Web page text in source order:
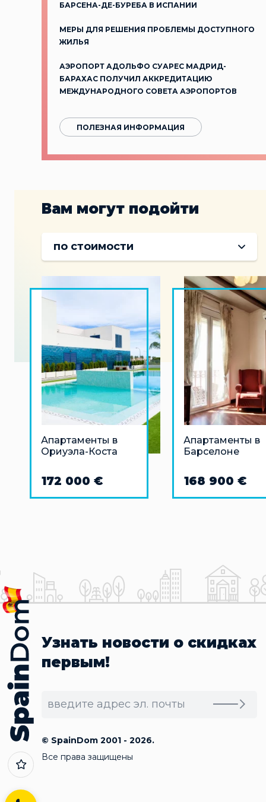
БАРСЕНА-ДЕ-БУРЕБА В ИСПАНИИ
МЕРЫ ДЛЯ РЕШЕНИЯ ПРОБЛЕМЫ ДОСТУПНОГО
ЖИЛЬЯ
АЭРОПОРТ АДОЛЬФО СУАРЕС МАДРИД-
БАРАХАС ПОЛУЧИЛ АККРЕДИТАЦИЮ
МЕЖДУНАРОДНОГО СОВЕТА АЭРОПОРТОВ
ПОЛЕЗНАЯ ИНФОРМАЦИЯ
Вам могут подойти
по стоимости
Апартаменты в
Ориуэла-Коста
172 000 €
Апартаменты в
Барселоне
168 900 €
Узнать новости о скидках
первым!
© SpainDom 2001 - 2026.
Все права защищены